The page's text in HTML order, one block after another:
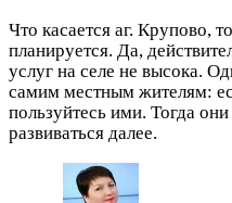
Что касается аг. Крупово,
планируется. Да,
услуг на селе не высока.
самим местным жителям:
пользуйтесь ими. Тогда
развиваться далее.